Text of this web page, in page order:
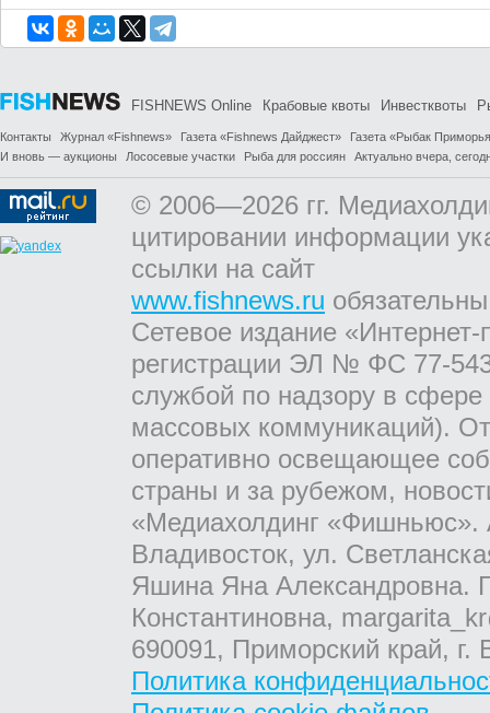
FISHNEWS Online Крабовые квоты Инвестквоты
Контакты Журнал «Fishnews» Газета «Fishnews Дайджест»
Газета «Рыбак
И вновь — аукционы
Лососевые участки Рыба для россиян Актуально вчера,
© 2006—2026 гг.
цитировании информации
ссылки на сайт
www.fishnews.ru
Сетевое издание
регистрации ЭЛ № ФС 77-
службой по надзору в
массовых коммуникаций).
оперативно освещающее
страны и за рубежом,
«Медиахолдинг «Фишньюс».
Владивосток, ул.
Яшина Яна Александровна.
Константиновна,
690091, Приморский край,
Политика